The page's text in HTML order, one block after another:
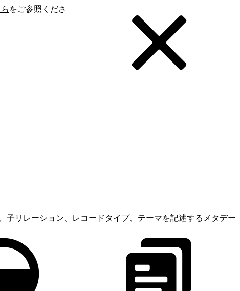
をご参照くださ
リレーション、レコードタイプ、テーマを記述するメタデー